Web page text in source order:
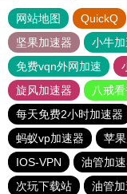
网站地图 QuickQ
坚果加速器
小牛
免费vqn外网加速
旋风加速器
八戒
每天免费2小时加速器
蚂蚁vp加速器
苹
IOS-VPN
油管加
次玩下载站
油管